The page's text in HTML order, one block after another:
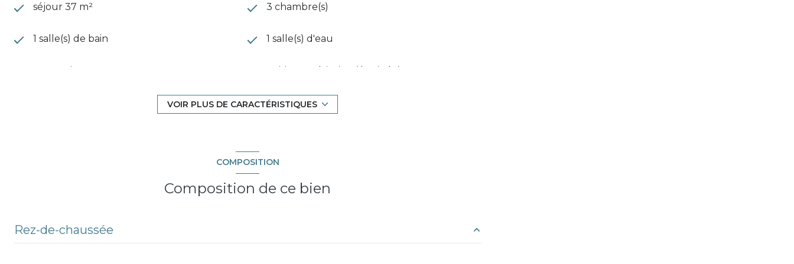
séjour 37 m² 3 chambre(s)
1 salle(s) de bain 1 salle(s) d'eau
construit en 1900 cuisine américaine (équipée)
Chauffage individuel : convecteur
exposition Nord-Ouest
VOIR PLUS DE CARACTÉRISTIQUES
COMPOSITION
Composition de ce bien
Rez-de-chaussée